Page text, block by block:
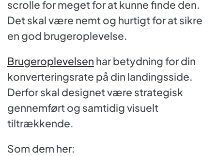
scrolle for meget for at kunne finde den.
Det skal være nemt og hurtigt for at sikre
en god brugeroplevelse.
Brugeroplevelsen har betydning for din
konverteringsrate på din landingsside.
Derfor skal designet være strategisk
gennemført og samtidig visuelt
tiltrækkende.
Som dem her: